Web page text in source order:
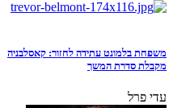
משפחת בלמונט עתידה לחזור: קאסלבניה
מקבלת סדרת המשך
עדי פרל